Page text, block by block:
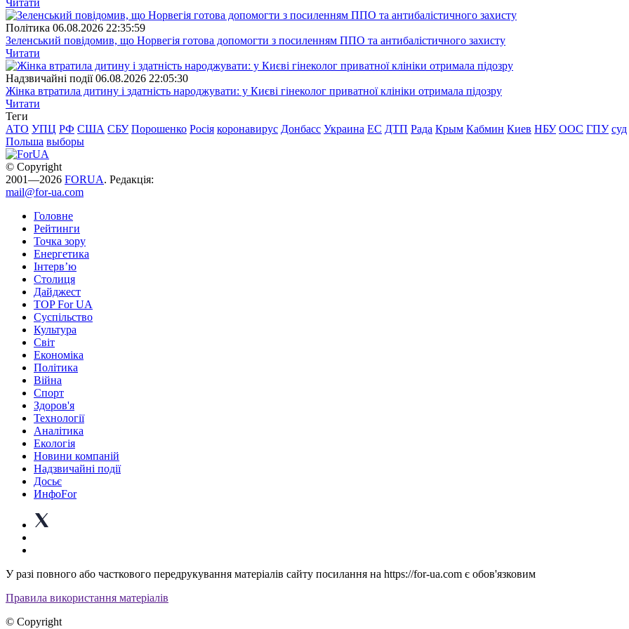
Полiтика 06.08.2026 22:35:59
Зеленський повідомив, що Норвегія готова допомогти з посиленням ППО та антибалістичного захисту
Читати
Надзвичайні події 06.08.2026 22:05:30
Жінка втратила дитину і здатність народжувати: у Києві гінеколог приватної клініки отримала підозру
Читати
Теги
АТО УПЦ РФ США СБУ Порошенко Росія коронавирус Донбасс Украина ЕС ДТП Рада Крым Кабмин Киев НБУ ООС ГПУ суд
Польша выборы
© Copyright
2001—2026 FORUA. Редакція:
mail@for-ua.com
Головне
Рейтинги
Точка зору
Енергетика
Інтерв’ю
Столиця
Дайджест
TOP For UA
Суспiльство
Культура
Світ
Економіка
Політика
Війна
Спорт
Здоров'я
Технології
Аналітика
Екологія
Новини компаній
Надзвичайні події
Досьє
ИнфоFor
У разі повного або часткового передрукування матеріалів сайту посилання на https://for-ua.com є обов'язковим
Правила використання матеріалів
© Copyright